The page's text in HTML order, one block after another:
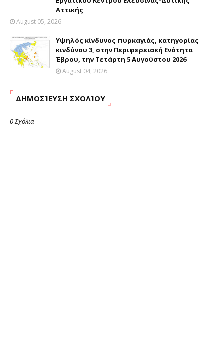
Αττικής
August 05, 2026
Υψηλός κίνδυνος πυρκαγιάς, κατηγορίας
κινδύνου 3, στην Περιφερειακή Ενότητα
Έβρου, την Τετάρτη 5 Αυγούστου 2026
August 04, 2026
ΔΗΜΟΣΊΕΥΣΗ ΣΧΟΛΊΟΥ
0 Σχόλια